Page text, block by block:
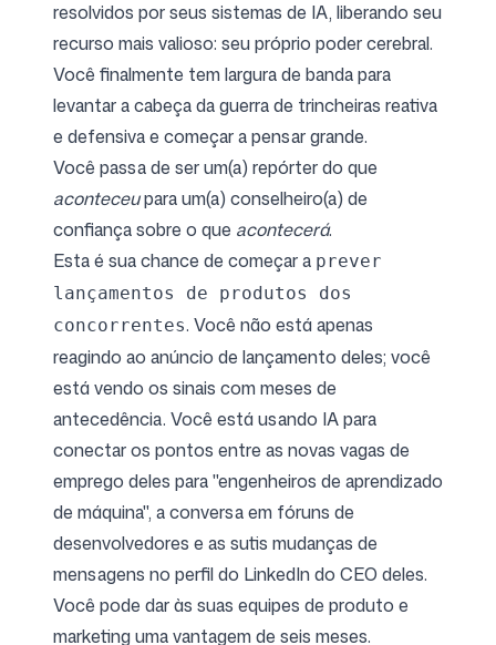
resolvidos por seus sistemas de IA, liberando seu
recurso mais valioso: seu próprio poder cerebral.
Você finalmente tem largura de banda para
levantar a cabeça da guerra de trincheiras reativa
e defensiva e começar a pensar grande.
Você passa de ser um(a) repórter do que
aconteceupara um(a) conselheiro(a) de
confiança sobre o que acontecerá.
Esta é sua chance de começar a prever
lançamentos de produtos dos
concorrentes. Você não está apenas
reagindo ao anúncio de lançamento deles; você
está vendo os sinais com meses de
antecedência. Você está usando IA para
conectar os pontos entre as novas vagas de
emprego deles para "engenheiros de aprendizado
de máquina", a conversa em fóruns de
desenvolvedores e as sutis mudanças de
mensagens no perfil do LinkedIn do CEO deles.
Você pode dar às suas equipes de produto e
marketing uma vantagem de seis meses.